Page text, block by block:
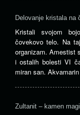
Delovanje kristala na
Kristali svojom
čovekovo telo. Na
organizam. Amestist
i ostalih bolesti VI
miran san.
Zultanit – kamen